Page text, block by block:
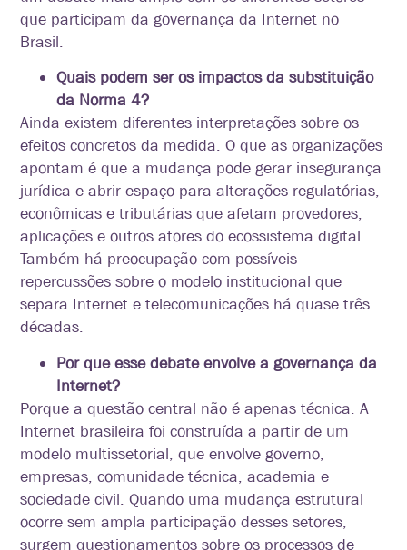
que participam da governança da Internet no
Brasil.
Quais podem ser os impactos da substituição
da Norma 4?
Ainda existem diferentes interpretações sobre os
efeitos concretos da medida. O que as organizações
apontam é que a mudança pode gerar insegurança
jurídica e abrir espaço para alterações regulatórias,
econômicas e tributárias que afetam provedores,
aplicações e outros atores do ecossistema digital.
Também há preocupação com possíveis
repercussões sobre o modelo institucional que
separa Internet e telecomunicações há quase três
décadas.
Por que esse debate envolve a governança da
Internet?
Porque a questão central não é apenas técnica. A
Internet brasileira foi construída a partir de um
modelo multissetorial, que envolve governo,
empresas, comunidade técnica, academia e
sociedade civil. Quando uma mudança estrutural
ocorre sem ampla participação desses setores,
surgem questionamentos sobre os processos de